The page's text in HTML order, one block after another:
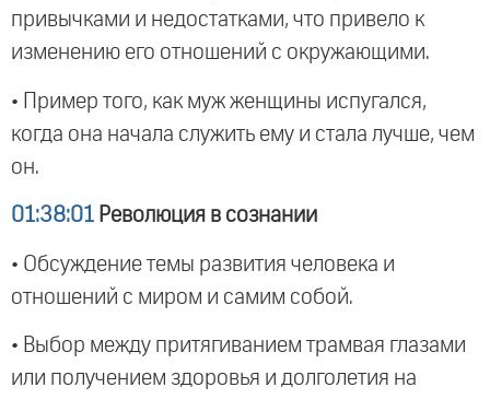
привычками и недостатками, что привело к
изменению его отношений с окружающими.
• Пример того, как муж женщины испугался,
когда она начала служить ему и стала лучше, чем
он.
01:38:01 Революция в сознании
• Обсуждение темы развития человека и
отношений с миром и самим собой.
• Выбор между притягиванием трамвая глазами
или получением здоровья и долголетия на